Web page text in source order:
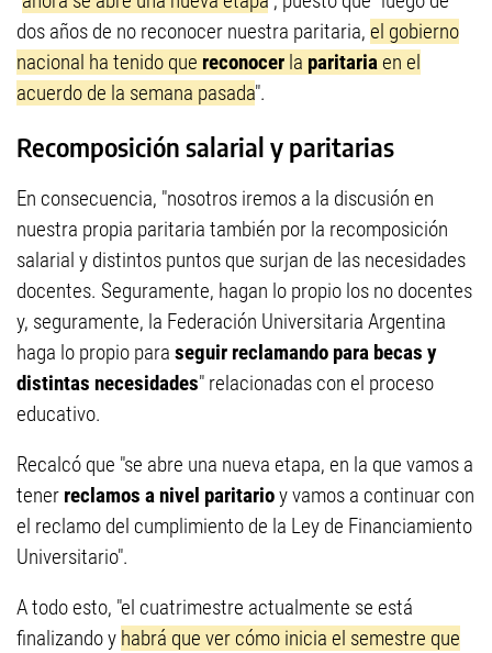
dos años de no reconocer nuestra paritaria, el gobierno
nacional ha tenido que reconocer la paritariaen el
acuerdo de la semana pasada".
Recomposición salarial y paritarias
En consecuencia, "nosotros iremos a la discusión en
nuestra propia paritaria también por la recomposición
salarial y distintos puntos que surjan de las necesidades
docentes. Seguramente, hagan lo propio los no docentes
y, seguramente, la Federación Universitaria Argentina
haga lo propio para seguir reclamando para becas y
distintas necesidades" relacionadas con el proceso
educativo.
Recalcó que "se abre una nueva etapa, en la que vamos a
tener reclamos a nivel paritarioy vamos a continuar con
el reclamo del cumplimiento de la Ley de Financiamiento
Universitario".
A todo esto, "el cuatrimestre actualmente se está
finalizando y habrá que ver cómo inicia el semestre que